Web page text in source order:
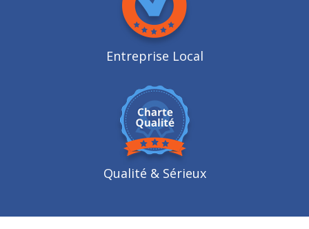
Entreprise Local
Qualité & Sérieux